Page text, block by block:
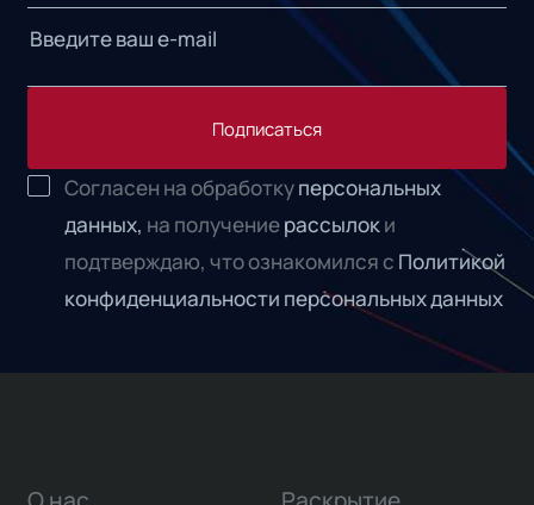
Подписаться
Согласен на обработкуперсональных
данных, на получениерассылоки
подтверждаю, что ознакомился с Политикой
конфиденциальности персональных данных